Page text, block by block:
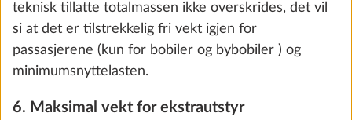
Vannpumpe med separat bryter
Legg til
teknisk tillatte totalmassen ikke overskrides, det vil
si at det er tilstrekkelig fri vekt igjen for
passasjerene (kun for bobiler og bybobiler ) og
minimumsnyttelasten.
6. Maksimal vekt for ekstrautstyr